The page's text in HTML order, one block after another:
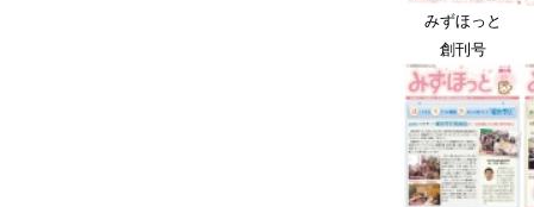
みずほっと
創刊号